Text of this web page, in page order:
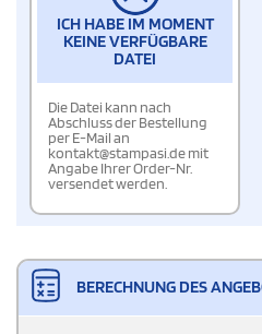
ICH HABE IM MOMENT
KEINE VERFÜGBARE
DATEI
Die Datei kann nach
Abschluss der Bestellung
per E-Mail an
kontakt@stampasi.de mit
Angabe Ihrer Order-Nr.
versendet werden.
BERECHNUNG DES